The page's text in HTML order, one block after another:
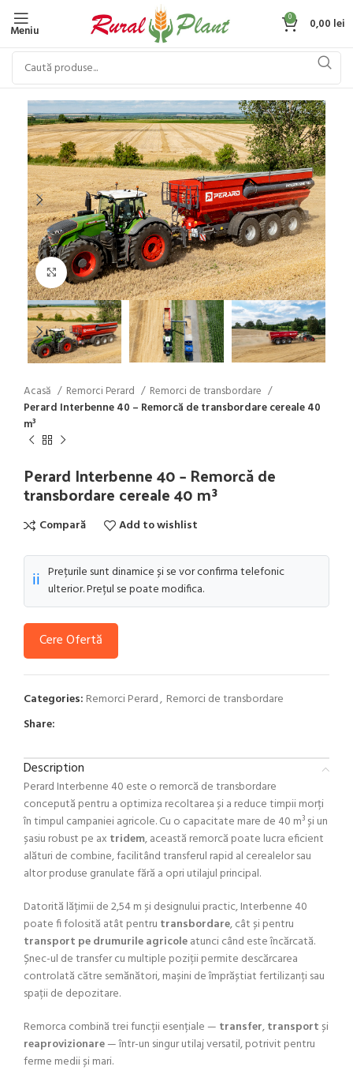
Meniu
0 0,00 lei
Click to enlarge
Acasă Remorci Perard
Remorci de transbordare
Perard Interbenne 40 – Remorcă de transbordare cereale 40
m³
Perard Interbenne 40 – Remorcă de
transbordare cereale 40 m³
Compară Add to wishlist
ℹ️ Prețurile sunt dinamice și se vor confirma telefonic
ulterior. Prețul se poate modifica.
Cere Ofertă
Categories: Remorci Perard, Remorci de transbordare
Share:
Description
Perard Interbenne 40 este o remorcă de transbordare
concepută pentru a optimiza recoltarea și a reduce timpii morți
în timpul campaniei agricole. Cu o capacitate mare de 40 m³ și un
șasiu robust pe ax tridem, această remorcă poate lucra eficient
alături de combine, facilitând transferul rapid al cerealelor sau
altor produse granulate fără a opri utilajul principal.
Datorită lățimii de 2,54 m și designului practic, Interbenne 40
poate fi folosită atât pentru transbordare, cât și pentru
transport pe drumurile agricoleatunci când este încărcată.
Șnec-ul de transfer cu multiple poziții permite descărcarea
controlată către semănători, mașini de împrăștiat fertilizanți sau
spații de depozitare.
Remorca combină trei funcții esențiale — transfer,transport și
reaprovizionare— într-un singur utilaj versatil, potrivit pentru
ferme medii și mari.